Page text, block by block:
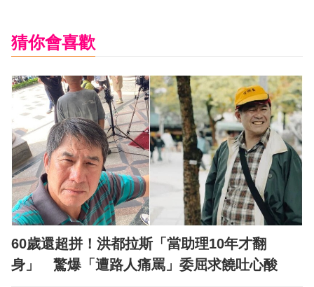
猜你會喜歡
60歲還超拼！洪都拉斯「當助理10年才翻
身」 驚爆「遭路人痛罵」委屈求饒吐心酸